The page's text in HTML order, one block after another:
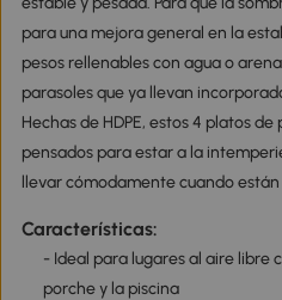
para una mejora general en la
pesos rellenables con agua o
parasoles que ya llevan
Hechas de HDPE, estos 4 platos
pensados para estar a la
llevar cómodamente cuando están
Características:
- Ideal para lugares al aire libre
porche y la piscina